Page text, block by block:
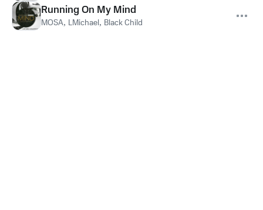
Running On My Mind
MOSA, LMichael, Black Child